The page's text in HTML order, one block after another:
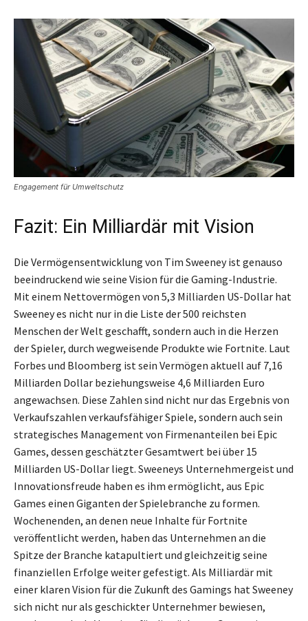
Engagement für Umweltschutz
Fazit: Ein Milliardär mit Vision
Die Vermögensentwicklung von Tim Sweeney ist genauso
beeindruckend wie seine Vision für die Gaming-Industrie.
Mit einem Nettovermögen von 5,3 Milliarden US-Dollar hat
Sweeney es nicht nur in die Liste der 500 reichsten
Menschen der Welt geschafft, sondern auch in die Herzen
der Spieler, durch wegweisende Produkte wie Fortnite. Laut
Forbes und Bloomberg ist sein Vermögen aktuell auf 7,16
Milliarden Dollar beziehungsweise 4,6 Milliarden Euro
angewachsen. Diese Zahlen sind nicht nur das Ergebnis von
Verkaufszahlen verkaufsfähiger Spiele, sondern auch sein
strategisches Management von Firmenanteilen bei Epic
Games, dessen geschätzter Gesamtwert bei über 15
Milliarden US-Dollar liegt. Sweeneys Unternehmergeist und
Innovationsfreude haben es ihm ermöglicht, aus Epic
Games einen Giganten der Spielebranche zu formen.
Wochenenden, an denen neue Inhalte für Fortnite
veröffentlicht werden, haben das Unternehmen an die
Spitze der Branche katapultiert und gleichzeitig seine
finanziellen Erfolge weiter gefestigt. Als Milliardär mit
einer klaren Vision für die Zukunft des Gamings hat Sweeney
sich nicht nur als geschickter Unternehmer bewiesen,